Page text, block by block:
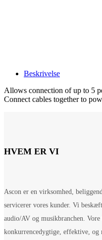
Beskrivelse
Allows connection of up to 5
Connect cables together to
HVEM ER VI
Ascon er en virksomhed,
servicerer vores kunder. Vi
audio/AV og musikbranchen.
konkurrencedygtige, effektive, og